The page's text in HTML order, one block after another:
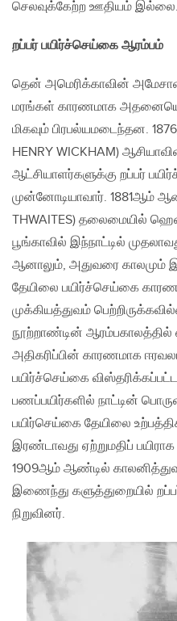
செலவுக்கேற்ற ஊதியம் இல்லை.
றப்பர் பயிர்ச்செய்கை ஆரம்பம்
தென் அமெரிக்காவின்
மரங்கள் காரணமாக
மிகவும் பிரபல்யமடைந்தன.
HENRY WICKHAM)
ஆட்சியாளர்களுக்கு றப்பர்
முன்னோடியாவார். 1881ஆம்
THWAITES) தலைமையில்
பூங்காவில் இந்நாட்டில்
ஆனாலும், அதுவரை காலமும்
தேயிலை பயிர்ச்செய்கை
முக்கியத்துவம்
நூற்றாண்டின் ஆரம்பகாலத்தில்
அதிகரிப்பின் காரணமாக
பயிர்ச்செய்கை
பணப்பயிர்களில் நாட்டின்
பயிர்செய்கை தேயிலை
இரண்டாவது ஏற்றுமதிப்
1909ஆம் ஆண்டில்
இணைந்து களுத்துறையில்
நிறுவினர்.